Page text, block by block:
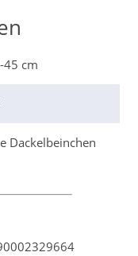
45 cm
Dackelbeinchen